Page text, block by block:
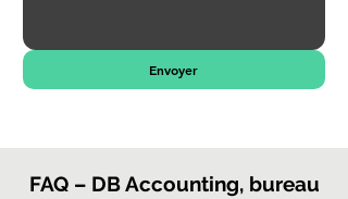
Envoyer
FAQ – DB Accounting, bureau